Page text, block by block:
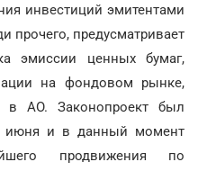
инвестиций эмитентами
прочего, предусматривает
эмиссии ценных бумаг,
на фондовом рынке,
в АО. Законопроект был
июня и в данный момент
продвижения по